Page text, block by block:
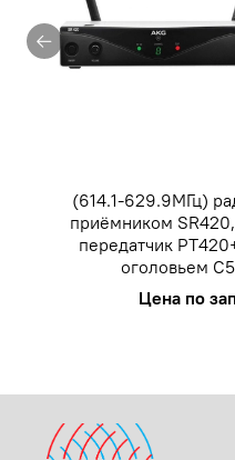
(614.1-629.9МГц)
приёмником
передатчик
оголовьем
Цена по